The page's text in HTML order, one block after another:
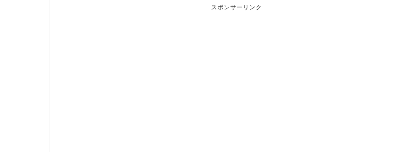
スポンサーリンク